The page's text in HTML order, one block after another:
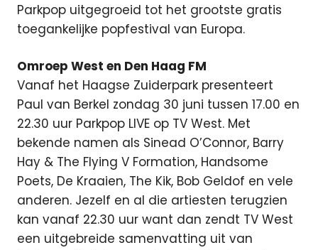
Parkpop uitgegroeid tot het grootste gratis
toegankelijke popfestival van Europa.
Omroep West en Den Haag FM
Vanaf het Haagse Zuiderpark presenteert
Paul van Berkel zondag 30 juni tussen 17.00 en
22.30 uur Parkpop LIVE op TV West. Met
bekende namen als Sinead O’Connor, Barry
Hay & The Flying V Formation, Handsome
Poets, De Kraaien, The Kik, Bob Geldof en vele
anderen. Jezelf en al die artiesten terugzien
kan vanaf 22.30 uur want dan zendt TV West
een uitgebreide samenvatting uit van